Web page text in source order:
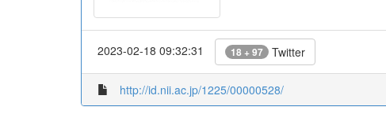
2023-02-18 09:32:31 18 + 97 Twitter
http://id.nii.ac.jp/1225/00000528/